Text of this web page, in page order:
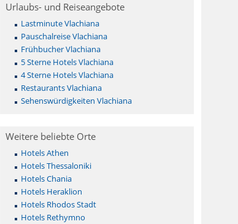
Urlaubs- und Reiseangebote
Lastminute Vlachiana
Pauschalreise Vlachiana
Frühbucher Vlachiana
5 Sterne Hotels Vlachiana
4 Sterne Hotels Vlachiana
Restaurants Vlachiana
Sehenswürdigkeiten Vlachiana
Weitere beliebte Orte
Hotels Athen
Hotels Thessaloniki
Hotels Chania
Hotels Heraklion
Hotels Rhodos Stadt
Hotels Rethymno